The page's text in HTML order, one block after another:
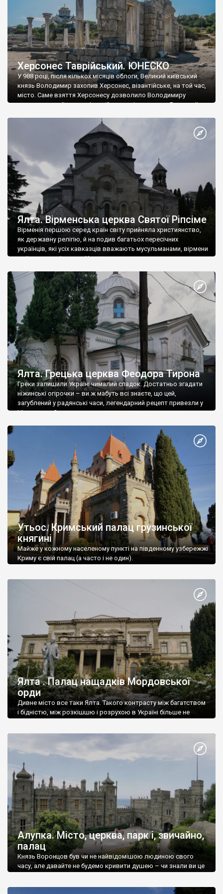
Херсонес Таврійський. ЮНЕСКО
У 988 році, після кількох місяців облоги, Великий київський
князь Володимир захопив Херсонес, візантійське, на той час,
місто. Саме взяття Херсонесу дозволило Володимиру
диктувати свої умови візантійському імператору Василю ІІ, та
Херсонесі Володимир-язичник, став Василем-християнином.
А потім було Хрещення Русі. На честь Херсонесу Таврійського
Ялта. Вірменська церква Святої Ріпсіме
Вірменія першою серед країн світу прийняла християнство,
як державну релігію, й на подив багатьох пересічних
українців, які усіх кавказців вважають мусульманами, вірмени
є відданими вірянами Христа
Ялта. Грецька церква Феодора Тирона
Греки залишили Україні чималий спадок. Достатньо згадати
ніжинські огірочки – ви ж мабуть всі знаєте, що цей,
загублений у радянські часи, легендарний рецепт привезли у
Ніжин греки?
Утьос. Кримський палац грузинської
княгині
Майже у кожному населеному пункті на південному узбережжі
Криму є свій палац (а часто і не один).
Ялта . Палац нащадків Мордовської
орди
Дивне місто все таки Ялта. Такого контрасту між багатством
і бідністю, між розкішшю і розрухою в Україні більше не
Алупка. Місто, церква, парк і, звичайно,
палац
Князь Воронцов був чи не найвідомішою людиною свого
часу, але давайте не будемо кривити душею – чи знали ви це